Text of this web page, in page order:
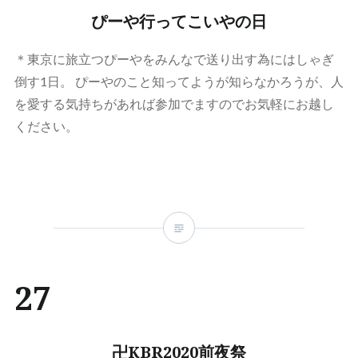
ぴーや行ってこいやの日
＊東京に旅立つぴーやをみんなで送り出す為にはしゃぎ
倒す1日。 ぴーやのこと知ってようが知らなかろうが、人
を愛する気持ちがあれば参加でますのでお気軽にお越し
ください。
27
卍KBR2020前夜祭